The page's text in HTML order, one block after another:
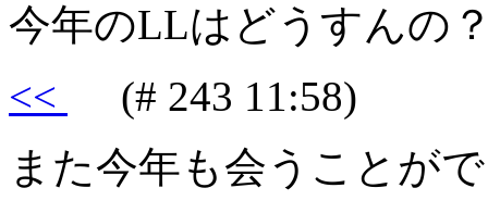
今年のLLはどうすんの
<<
(# 243 11:58)
また今年も会うことが